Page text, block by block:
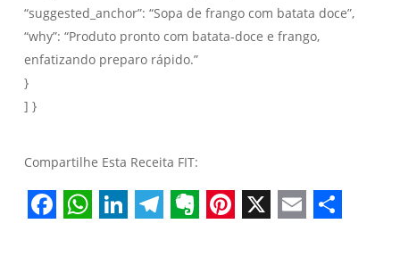
“suggested_anchor”: “Sopa de frango com batata doce”,
“why”: “Produto pronto com batata-doce e frango,
enfatizando preparo rápido.”
}
] }
Compartilhe Esta Receita FIT:
Facebook
WhatsApp
LinkedIn
Telegram
Evernote
Pinterest
X EmailShare